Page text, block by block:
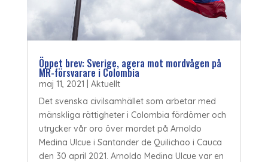
Öppet brev: Sverige, agera mot mordvågen på
MR-försvarare i Colombia
maj 11, 2021
Aktuellt
Det svenska civilsamhället som arbetar med
mänskliga rättigheter i Colombia fördömer och
utrycker vår oro över mordet på Arnoldo
Medina Ulcue i Santander de Quilichao i Cauca
den 30 april 2021. Arnoldo Medina Ulcue var en